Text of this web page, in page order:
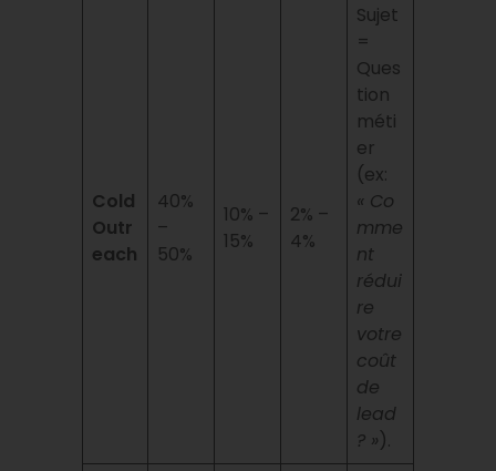
Cold
Outr
each
40%
–
50%
10% –
15%
2% –
4%
Sujet
=
Ques
tion
méti
er
(ex:
« Co
mme
nt
rédui
re
votre
coût
de
lead
? »).